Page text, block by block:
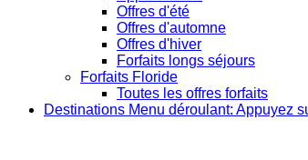
Offres d'été
Offres d'automne
Offres d'hiver
Forfaits longs séjours
Forfaits Floride
Toutes les offres forfaits
Destinations Menu déroulant: Appuyez